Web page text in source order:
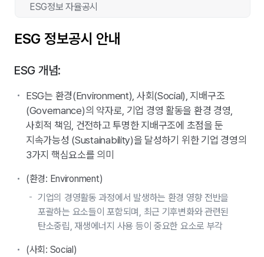
ESG정보 자율공시
ESG 정보공시 안내
ESG 개념:
ESG는 환경(Environment), 사회(Social), 지배구조
(Governance)의 약자로, 기업 경영 활동을 환경 경영,
사회적 책임, 건전하고 투명한 지배구조에 초점을 둔
지속가능성 (Sustainability)을 달성하기 위한 기업 경영의
3가지 핵심요소를 의미
(환경: Environment)
기업의 경영활동 과정에서 발생하는 환경 영향 전반을
포괄하는 요소들이 포함되며, 최근 기후변화와 관련된
탄소중립, 재생에너지 사용 등이 중요한 요소로 부각
(사회: Social)